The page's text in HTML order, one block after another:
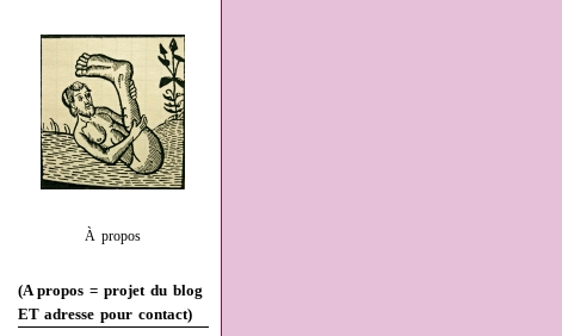
À propos
(A propos = projet du blog
ET adresse pour contact)